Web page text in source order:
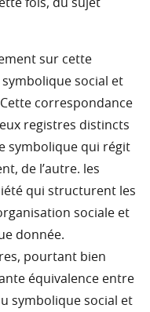
fois, du sujet
sur cette
social et
correspondance
registres distincts
symbolique qui régit
de l’autre. les
qui structurent les
sociale et
donnée.
pourtant bien
équivalence entre
symbolique social et